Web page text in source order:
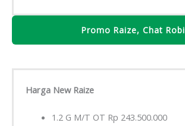
Promo Raize, Chat Robi
Harga New Raize
1.2 G M/T OT Rp 243.500.000